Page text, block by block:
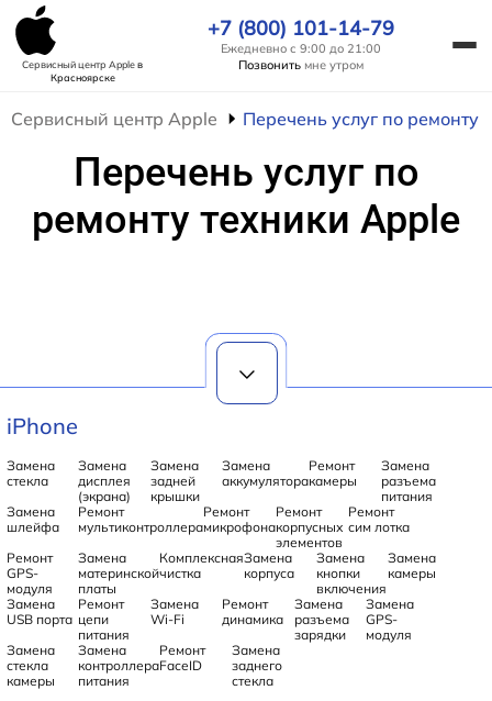
Сервисный центр Appleв
Красноярске
+7 (800) 101-14-79
Ежедневно с 9:00 до 21:00
Позвонить мне утром
Сервисный центр Apple Перечень услуг по ремонту
Перечень услуг по
ремонту техники Apple
iPhone
Замена
стекла
Замена
дисплея
(экрана)
Замена
задней
крышки
Замена
аккумулятора
Ремонт
камеры
Замена
разъема
питания
Замена
шлейфа
Ремонт
мультиконтроллера
Ремонт
микрофона
Ремонт
корпусных
элементов
Ремонт
сим лотка
Ремонт
GPS-
модуля
Замена
материнской
платы
Комплексная
чистка
Замена
корпуса
Замена
кнопки
включения
Замена
камеры
Замена
USB порта
Ремонт
цепи
питания
Замена
Wi-Fi
Ремонт
динамика
Замена
разъема
зарядки
Замена
GPS-
модуля
Замена
стекла
камеры
Замена
контроллера
питания
Ремонт
FaceID
Замена
заднего
стекла